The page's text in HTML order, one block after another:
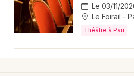
Magazine à Pau
Le 03/11/
Le Foirail -
Théâtre à Pau